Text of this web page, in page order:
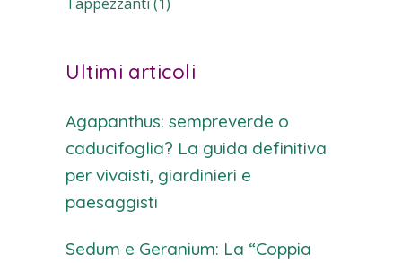
Ultimi articoli
Agapanthus: sempreverde o
caducifoglia? La guida definitiva
per vivaisti, giardinieri e
paesaggisti
Sedum e Geranium: La “Coppia